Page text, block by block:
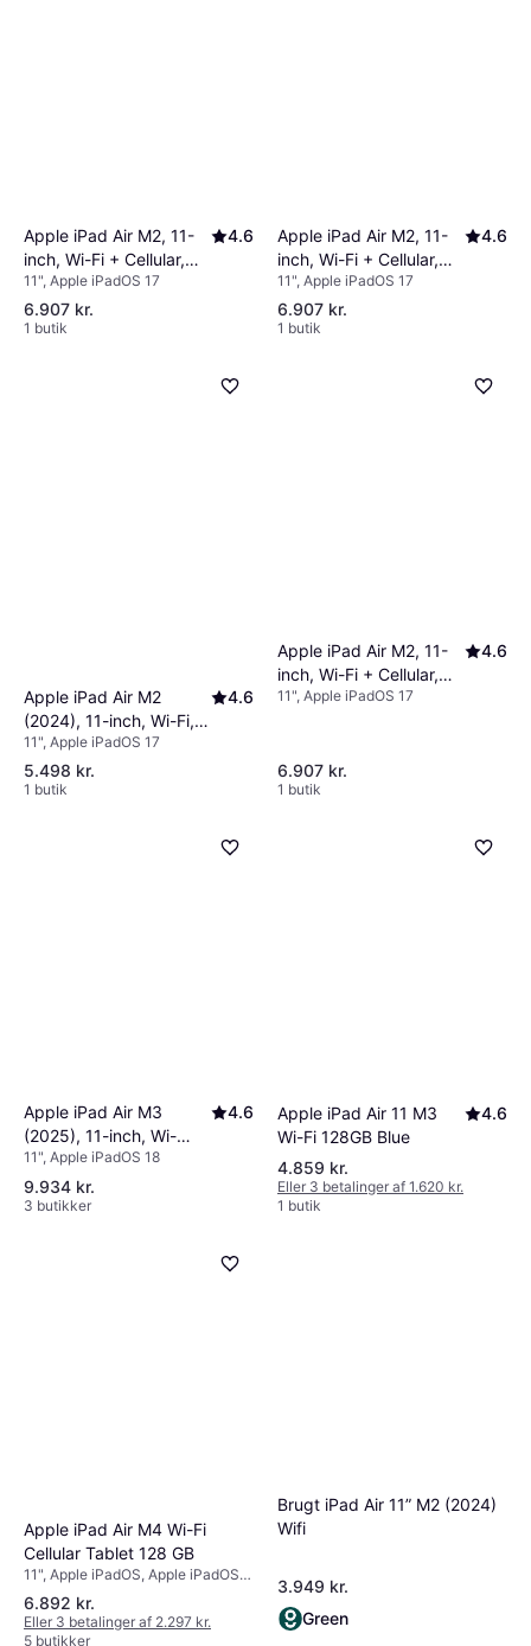
Apple iPad Air M2, 11-
inch, Wi-Fi + Cellular,
128GB Purple
4.6
11", Apple iPadOS 17
6.907 kr.
1 butik
Apple iPad Air M2, 11-
inch, Wi-Fi + Cellular,
128GB Starlight
4.6
11", Apple iPadOS 17
6.907 kr.
1 butik
Apple iPad Air M2
(2024), 11-inch, Wi-Fi,
128GB Blue
4.6
11", Apple iPadOS 17
5.498 kr.
1 butik
Apple iPad Air M2, 11-
inch, Wi-Fi + Cellular,
128GB Space Grey
4.6
11", Apple iPadOS 17
6.907 kr.
1 butik
Apple iPad Air M3
(2025), 11-inch, Wi-
Fi+Cellular, 128GB,
Starlight
4.6
11", Apple iPadOS 18
9.934 kr.
3 butikker
Apple iPad Air 11 M3
Wi-Fi 128GB Blue
4.6
4.859 kr.
Eller 3 betalinger af 1.620 kr.
1 butik
Apple iPad Air M4 Wi-Fi
Cellular Tablet 128 GB
11", Apple iPadOS, Apple iPadOS
18
6.892 kr.
Eller 3 betalinger af 2.297 kr.
5 butikker
Brugt iPad Air 11” M2 (2024)
Wifi
3.949 kr.
Green